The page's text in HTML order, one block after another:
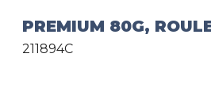
Pencil cases & Leather goods
PREMIUM 80G,
211894C